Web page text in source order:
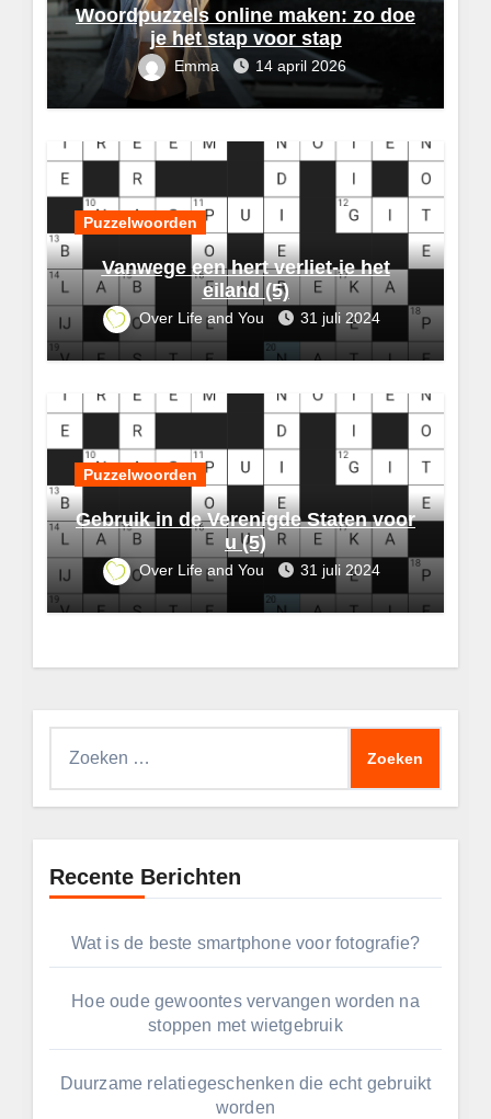
Woordpuzzels online maken: zo doe
je het stap voor stap
Emma 14 april 2026
Puzzelwoorden
Vanwege een hert verliet-ie het
eiland (5)
Over Life and You 31 juli 2024
Puzzelwoorden
Gebruik in de Verenigde Staten voor
u (5)
Over Life and You 31 juli 2024
Recente Berichten
Wat is de beste smartphone voor fotografie?
Hoe oude gewoontes vervangen worden na
stoppen met wietgebruik
Duurzame relatiegeschenken die echt gebruikt
worden